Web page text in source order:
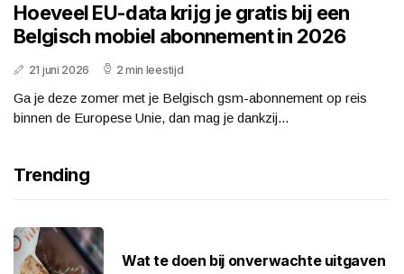
Hoeveel EU-data krijg je gratis bij een
Belgisch mobiel abonnement in 2026
21 juni 2026 2 min leestijd
Ga je deze zomer met je Belgisch gsm-abonnement op reis
binnen de Europese Unie, dan mag je dankzij...
Trending
Wat te doen bij onverwachte uitgaven